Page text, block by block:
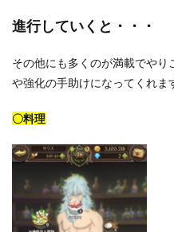
進行していくと・・・
その他にも多くのが満載でや
や強化の手助けになってくれま
〇料理